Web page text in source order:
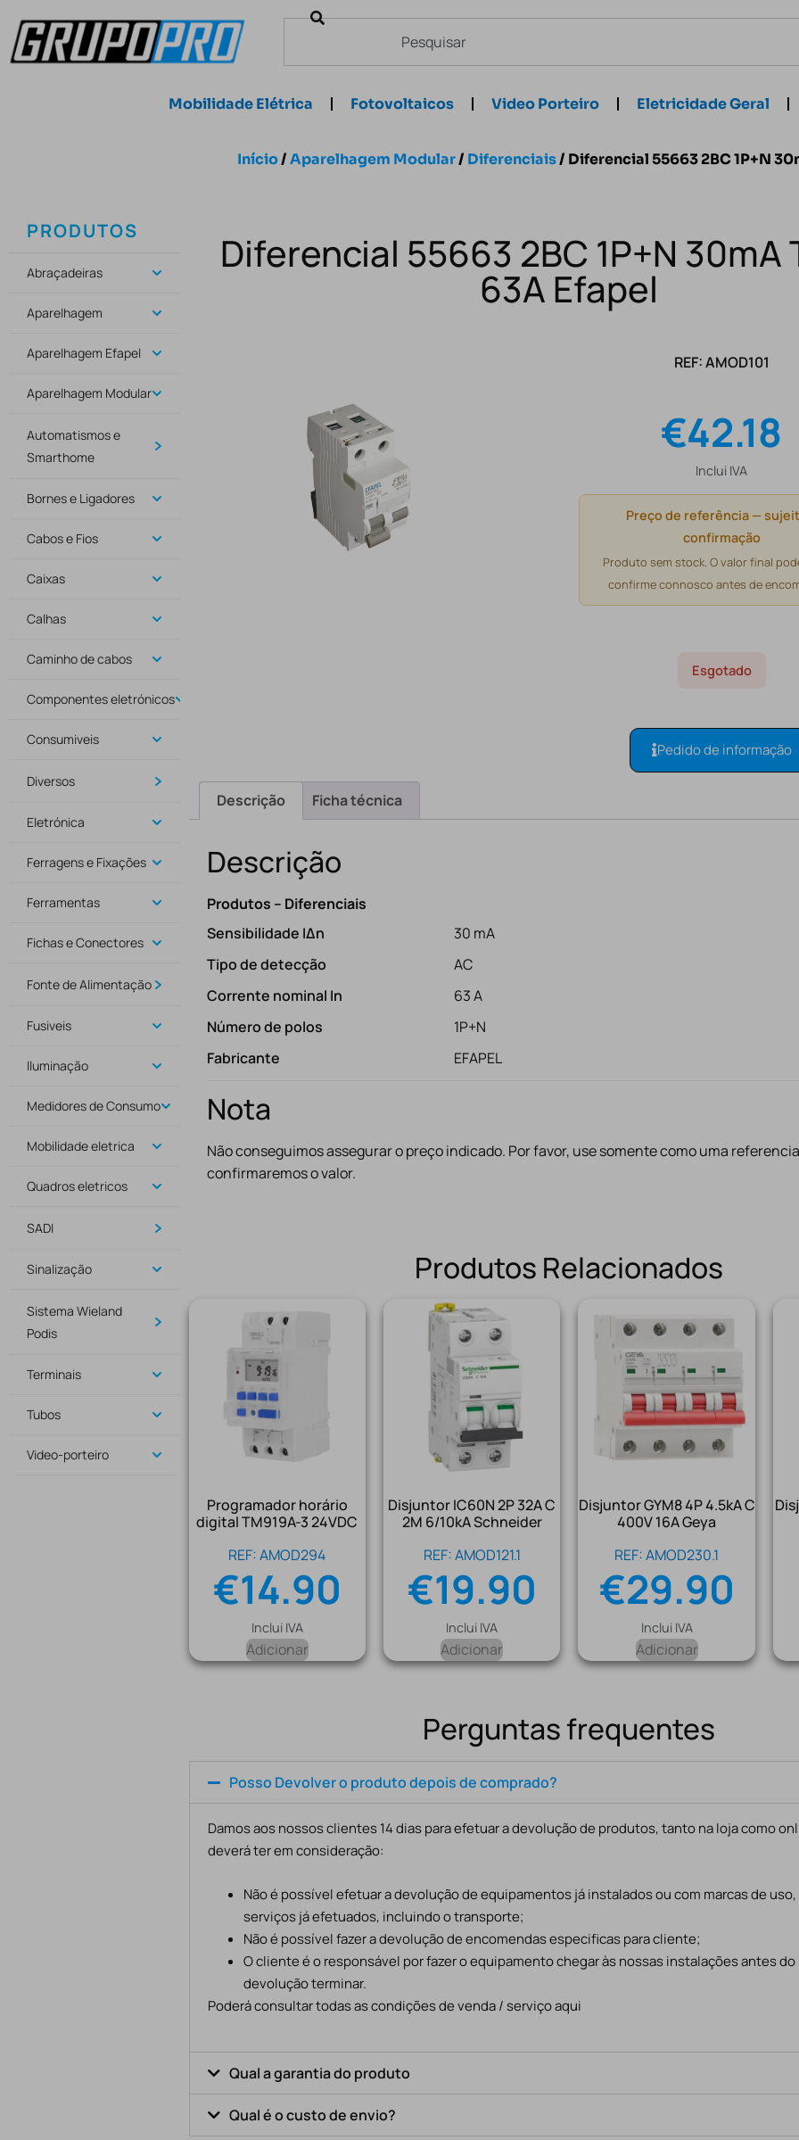
Mobilidade Elétrica Fotovoltaicos Video Porteiro Eletricidade Geral
Início/Aparelhagem Modular/ Diferenciais/ Diferencial 55663 2BC 1P+N
PRODUTOS
Abraçadeiras
Aparelhagem
Aparelhagem Efapel
Aparelhagem Modular
Automatismos e
Smarthome
Bornes e Ligadores
Cabos e Fios
Caixas
Calhas
Caminho de cabos
Componentes eletrónicos
Consumiveis
Diversos
Eletrónica
Ferragens e Fixações
Ferramentas
Fichas e Conectores
Fonte de Alimentação
Fusiveis
Iluminação
Medidores de Consumo
Mobilidade eletrica
Quadros eletricos
SADI
Sinalização
Sistema Wieland
Podis
Terminais
Tubos
Video-porteiro
Diferencial 55663 2BC 1P+N 30mA
63A Efapel
REF: AMOD101
€42.18
Inclui IVA
Preço de referência —
confirmação
Produto sem stock. O valor final
confirme connosco antes de
Esgotado
Pedido de informação
Descrição Ficha técnica
Descrição
Produtos – Diferenciais
Sensibilidade IΔn
30 mA
Tipo de detecção
AC
Corrente nominal In
63 A
Número de polos
1P+N
Fabricante
EFAPEL
Nota
Não conseguimos assegurar o preço indicado. Por favor, use somente como uma
confirmaremos o valor.
Produtos Relacionados
Programador horário
digital TM919A-3 24VDC
REF: AMOD294
€14.90
Inclui IVA
Adicionar
Disjuntor IC60N 2P 32A C
2M 6/10kA Schneider
REF: AMOD121.1
€19.90
Inclui IVA
Adicionar
Disjuntor GYM8 4P 4.5kA C
400V 16A Geya
REF: AMOD230.1
€29.90
Inclui IVA
Adicionar
Perguntas frequentes
Posso Devolver o produto depois de comprado?
Damos aos nossos clientes 14 dias para efetuar a devolução de produtos, tanto na loja como
deverá ter em consideração:
Não é possível efetuar a devolução de equipamentos já instalados ou com marcas de
serviços já efetuados, incluindo o transporte;
Não é possível fazer a devolução de encomendas especificas para cliente;
O cliente é o responsável por fazer o equipamento chegar às nossas instalações antes
devolução terminar.
Poderá consultar todas as condições de venda / serviço aqui
Qual a garantia do produto
Qual é o custo de envio?